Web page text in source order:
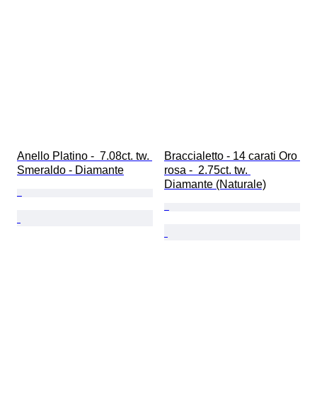
Anello Platino -  7.08ct. tw.
Smeraldo - Diamante
Braccialetto - 14 carati Oro
rosa -  2.75ct. tw.
Diamante (Naturale)